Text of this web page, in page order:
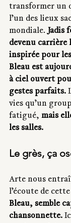
transformer un
l’un des lieux
mondiale. Jadis
devenu
inspirée pour
Bleau est
à ciel ouvert
gestes parfaits.
vies qu’un
fatigué, mais
les salles.
Le grès, ça
Arte nous
l’écoute de
Bleau, semble
chansonnette.